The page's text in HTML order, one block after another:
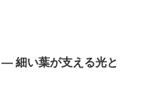
― 細い葉が支える光と